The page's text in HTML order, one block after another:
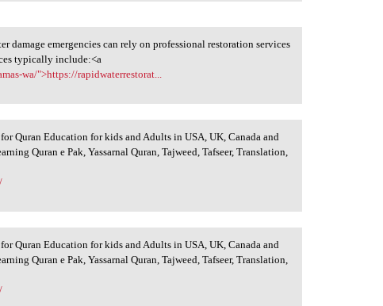
damage emergencies can rely on professional restoration services
typically include:<a
wa/">https://rapidwaterrestorat...
Quran Education for kids and Adults in USA, UK, Canada and
Quran e Pak, Yassarnal Quran, Tajweed, Tafseer, Translation,
Quran Education for kids and Adults in USA, UK, Canada and
Quran e Pak, Yassarnal Quran, Tajweed, Tafseer, Translation,